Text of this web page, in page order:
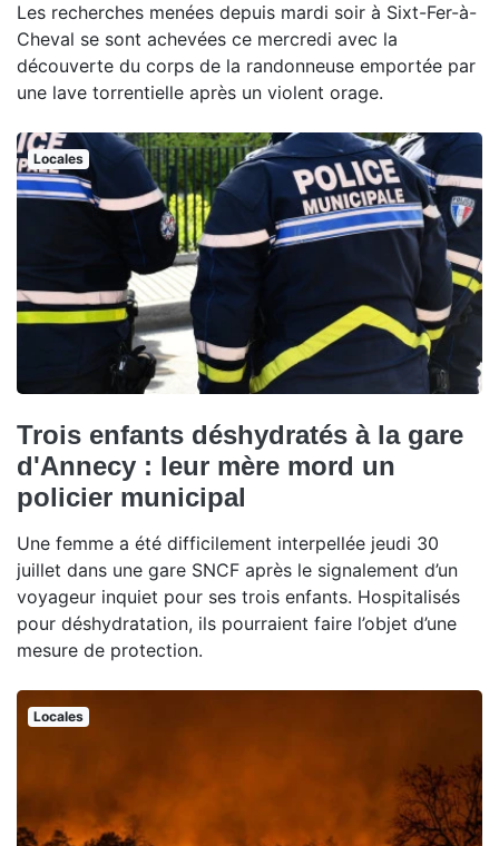
Les recherches menées depuis mardi soir à Sixt-Fer-à-
Cheval se sont achevées ce mercredi avec la
découverte du corps de la randonneuse emportée par
une lave torrentielle après un violent orage.
Locales
Trois enfants déshydratés à la gare
d'Annecy : leur mère mord un
policier municipal
Une femme a été difficilement interpellée jeudi 30
juillet dans une gare SNCF après le signalement d’un
voyageur inquiet pour ses trois enfants. Hospitalisés
pour déshydratation, ils pourraient faire l’objet d’une
mesure de protection.
Locales